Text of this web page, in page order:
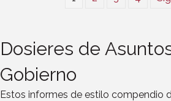
Dosieres de
Gobierno
Estos informes de estilo compendio